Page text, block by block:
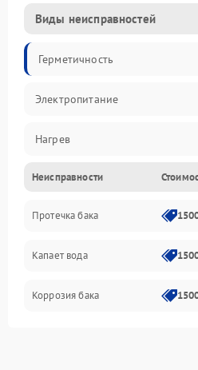
Виды неисправностей
Герметичность
Электропитание
Нагрев
Датчики
Механика
Неисправности
Протечка бака
Капает вода
Коррозия бака